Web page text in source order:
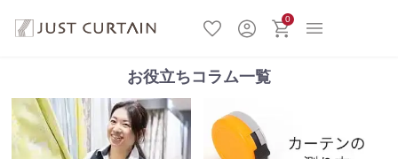
0
お役立ちコラム一覧